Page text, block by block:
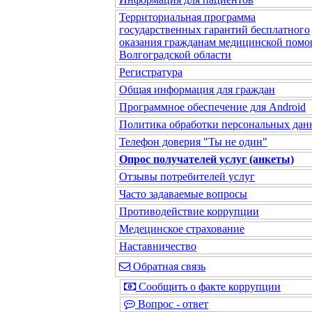
Территориальная программа
государственных гарантий бесплатного
оказания гражданам медицинской
Волгоградской области
Регистратура
Общая информация для граждан
Программное обеспечение для Android
Политика обработки персональных
Телефон доверия "Ты не один"
Опрос получателей услуг (анкеты)
Отзывы потребителей услуг
Часто задаваемые вопросы
Противодействие коррупции
Медецинское страхование
Наставничество
Обратная связь
Сообщить о факте коррупции
Вопрос - ответ